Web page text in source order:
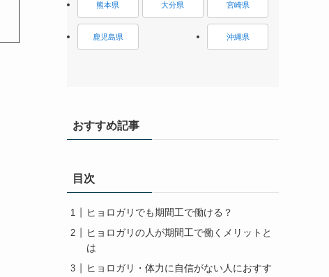
熊本県 大分県 宮崎県
鹿児島県 沖縄県
おすすめ記事
目次
ヒョロガリでも期間工で働ける？
ヒョロガリの人が期間工で働くメリットと
は
ヒョロガリ・体力に自信がない人におすす